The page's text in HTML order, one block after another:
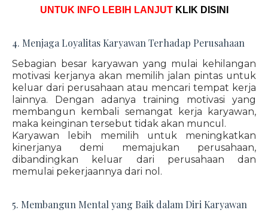
UNTUK INFO LEBIH LANJUT KLIK DISINI
4. Menjaga Loyalitas Karyawan Terhadap Perusahaan
Sebagian besar karyawan yang mulai kehilangan
motivasi kerjanya akan memilih jalan pintas untuk
keluar dari perusahaan atau mencari tempat kerja
lainnya. Dengan adanya training motivasi yang
membangun kembali semangat kerja karyawan,
maka keinginan tersebut tidak akan muncul.
Karyawan lebih memilih untuk meningkatkan
kinerjanya demi memajukan perusahaan,
dibandingkan keluar dari perusahaan dan
memulai pekerjaannya dari nol.
5. Membangun Mental yang Baik dalam Diri Karyawan